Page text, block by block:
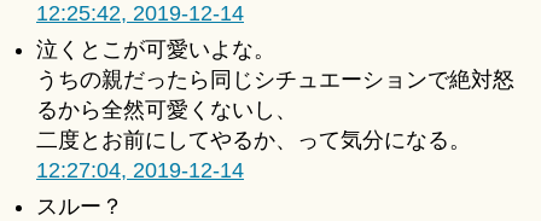
12:25:42, 2019-12-14
泣くとこが可愛いよな。
うちの親だったら同じシチュエーションで絶対怒
るから全然可愛くないし、
二度とお前にしてやるか、って気分になる。
12:27:04, 2019-12-14
スルー？